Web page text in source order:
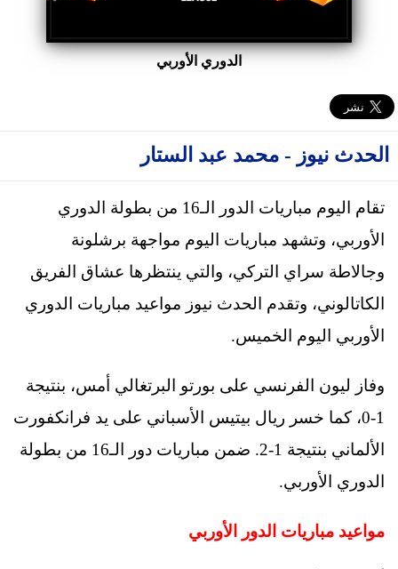
الدوري الأوربي
الحدث نيوز - محمد عبد الستار
تقام اليوم مباريات الدور الـ16 من بطولة الدوري
الأوربي، وتشهد مباريات اليوم مواجهة برشلونة
وجالاطة سراي التركي، والتي ينتظرها عشاق الفريق
الكاتالوني، وتقدم الحدث نيوز مواعيد مباريات الدوري
الأوربي اليوم الخميس.
وفاز ليون الفرنسي على بورتو البرتغالي أمس، بنتيجة
1-0، كما خسر ريال بيتيس الأسباني على يد فرانكفورت
الألماني بنتيجة 1-2. ضمن مباريات دور الـ16 من بطولة
الدوري الأوربي.
مواعيد مباريات الدور الأوربي